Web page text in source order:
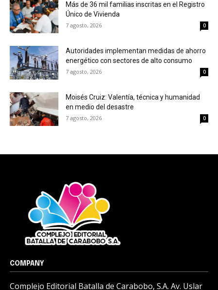
Más de 36 mil familias inscritas en el Registro
Único de Vivienda
7 agosto, 2026 0
Autoridades implementan medidas de ahorro
energético con sectores de alto consumo
7 agosto, 2026 0
Moisés Cruiz: Valentía, técnica y humanidad
en medio del desastre
7 agosto, 2026 0
COMPANY
Complejo Editorial Batalla de Carabobo, S.A. Av. Uslar